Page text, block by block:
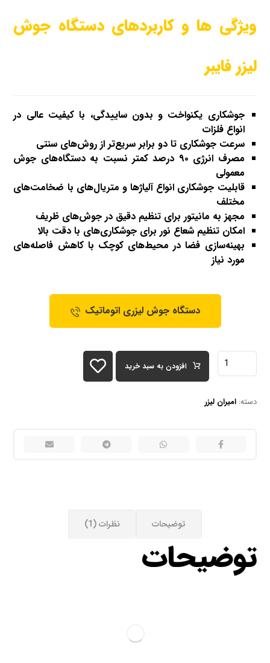
ویژگی ها و کاربردهای دستگاه جوش
لیزر فایبر
جوشکاری یکنواخت و بدون ساییدگی، با کیفیت عالی در
انواع فلزات
سرعت جوشکاری تا دو برابر سریع‌تر از روش‌های سنتی
مصرف انرژی ۹۰ درصد کمتر نسبت به دستگاه‌های جوش
معمولی
قابلیت جوشکاری انواع آلیاژها و متریال‌های با ضخامت‌های
مختلف
مجهز به مانیتور برای تنظیم دقیق در جوش‌های ظریف
امکان تنظیم شعاع نور برای جوشکاری‌های با دقت بالا
بهینه‌سازی فضا در محیط‌های کوچک با کاهش فاصله‌های
مورد نیاز
دستگاه جوش لیزری اتوماتیک
افزودن به سبد خرید
دسته:امیران لیزر
توضیحات نظرات (1)
توضیحات